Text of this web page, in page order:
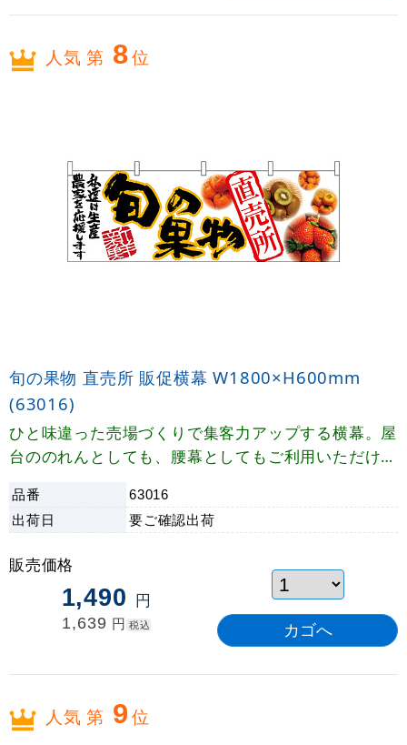
人気 第 8位
旬の果物 直売所 販促横幕 W1800×H600mm
(63016)
ひと味違った売場づくりで集客力アップする横幕。屋
台ののれんとしても、腰幕としてもご利用いただけま
品番 63016
出荷日 要ご確認出荷
販売価格
1,490 円
1,639 円 税込
人気 第 9位